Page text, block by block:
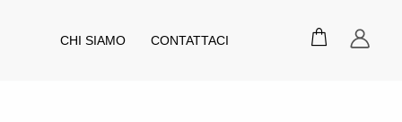
CHI SIAMO CONTATTACI